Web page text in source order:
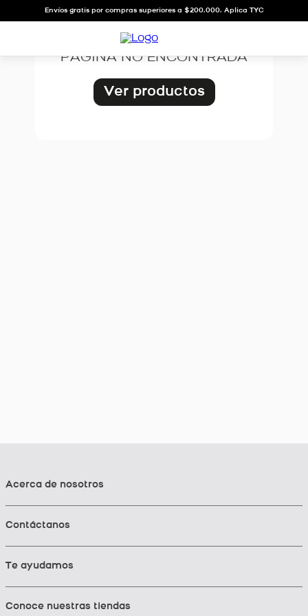
Envíos gratis por compras superiores a $200.000. Aplica TYC
OOPS!
PÁGINA NO ENCONTRADA
Ver productos
Acerca de nosotros
Contáctanos
Te ayudamos
Conoce nuestras tiendas